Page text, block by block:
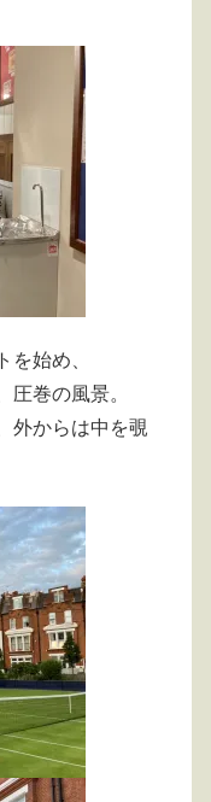
を始め、
圧巻の風景。
外からは中を覗